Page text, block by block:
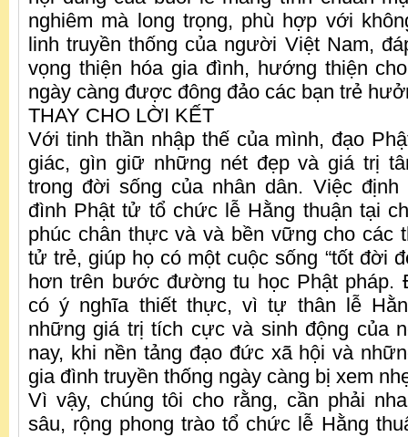
nghiêm mà long trọng, phù hợp với
linh truyền thống của người Việt Nam,
vọng thiện hóa gia đình, hướng thiện
ngày càng được đông đảo các bạn trẻ
THAY CHO LỜI KẾT
Với tinh thần nhập thế của mình, đạo
giác, gìn giữ những nét đẹp và giá trị
trong đời sống của nhân dân. Việc
đình Phật tử tổ chức lễ Hằng thuận tại
phúc chân thực và và bền vững cho các
tử trẻ, giúp họ có một cuộc sống “tốt đời
hơn trên bước đường tu học Phật pháp.
có ý nghĩa thiết thực, vì tự thân lễ
những giá trị tích cực và sinh động của
nay, khi nền tảng đạo đức xã hội và
gia đình truyền thống ngày càng bị xem
Vì vậy, chúng tôi cho rằng, cần phải
sâu, rộng phong trào tổ chức lễ Hằng